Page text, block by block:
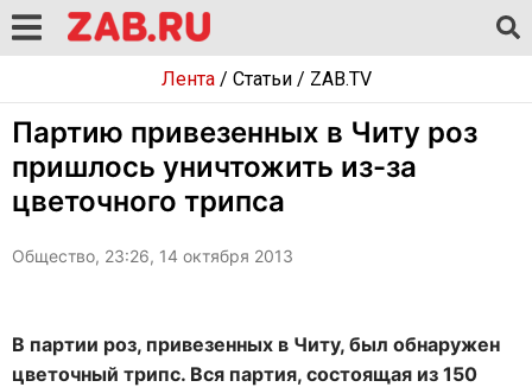
Лента/ Статьи/ ZAB.TV
Партию привезенных в Читу роз
пришлось уничтожить из-за
цветочного трипса
Общество, 23:26, 14 октября 2013
В партии роз, привезенных в Читу, был обнаружен
цветочный трипс. Вся партия, состоящая из 150